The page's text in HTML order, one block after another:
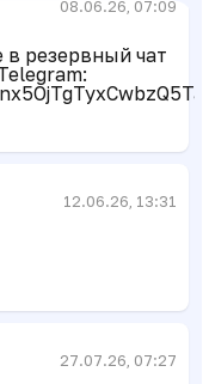
27.07.26, 07:27
12.06.26, 13:31
08.06.26, 07:09
резервный чат